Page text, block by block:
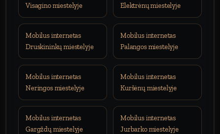
Visagino miestelyje
Elektrėnų miestelyje
Mobilus internetas
Druskininkų miestelyje
Mobilus internetas
Palangos miestelyje
Mobilus internetas
Neringos miestelyje
Mobilus internetas
Kuršėnų miestelyje
Mobilus internetas
Gargždų miestelyje
Mobilus internetas
Jurbarko miestelyje